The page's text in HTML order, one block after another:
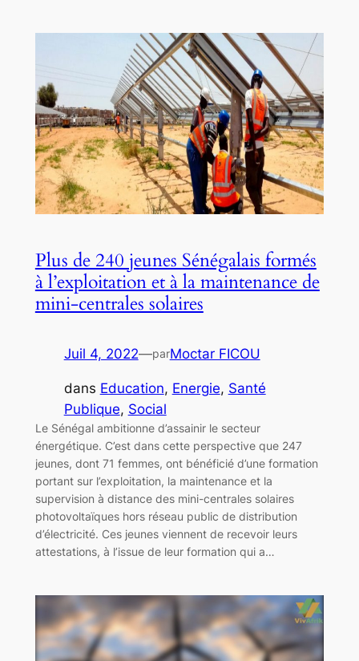
Plus de 240 jeunes Sénégalais formés
à l’exploitation et à la maintenance de
mini-centrales solaires
Juil 4, 2022—parMoctar FICOU
dans Education, Energie, Santé
Publique, Social
Le Sénégal ambitionne d’assainir le secteur
énergétique. C’est dans cette perspective que 247
jeunes, dont 71 femmes, ont bénéficié d’une formation
portant sur l’exploitation, la maintenance et la
supervision à distance des mini-centrales solaires
photovoltaïques hors réseau public de distribution
d’électricité. Ces jeunes viennent de recevoir leurs
attestations, à l’issue de leur formation qui a…